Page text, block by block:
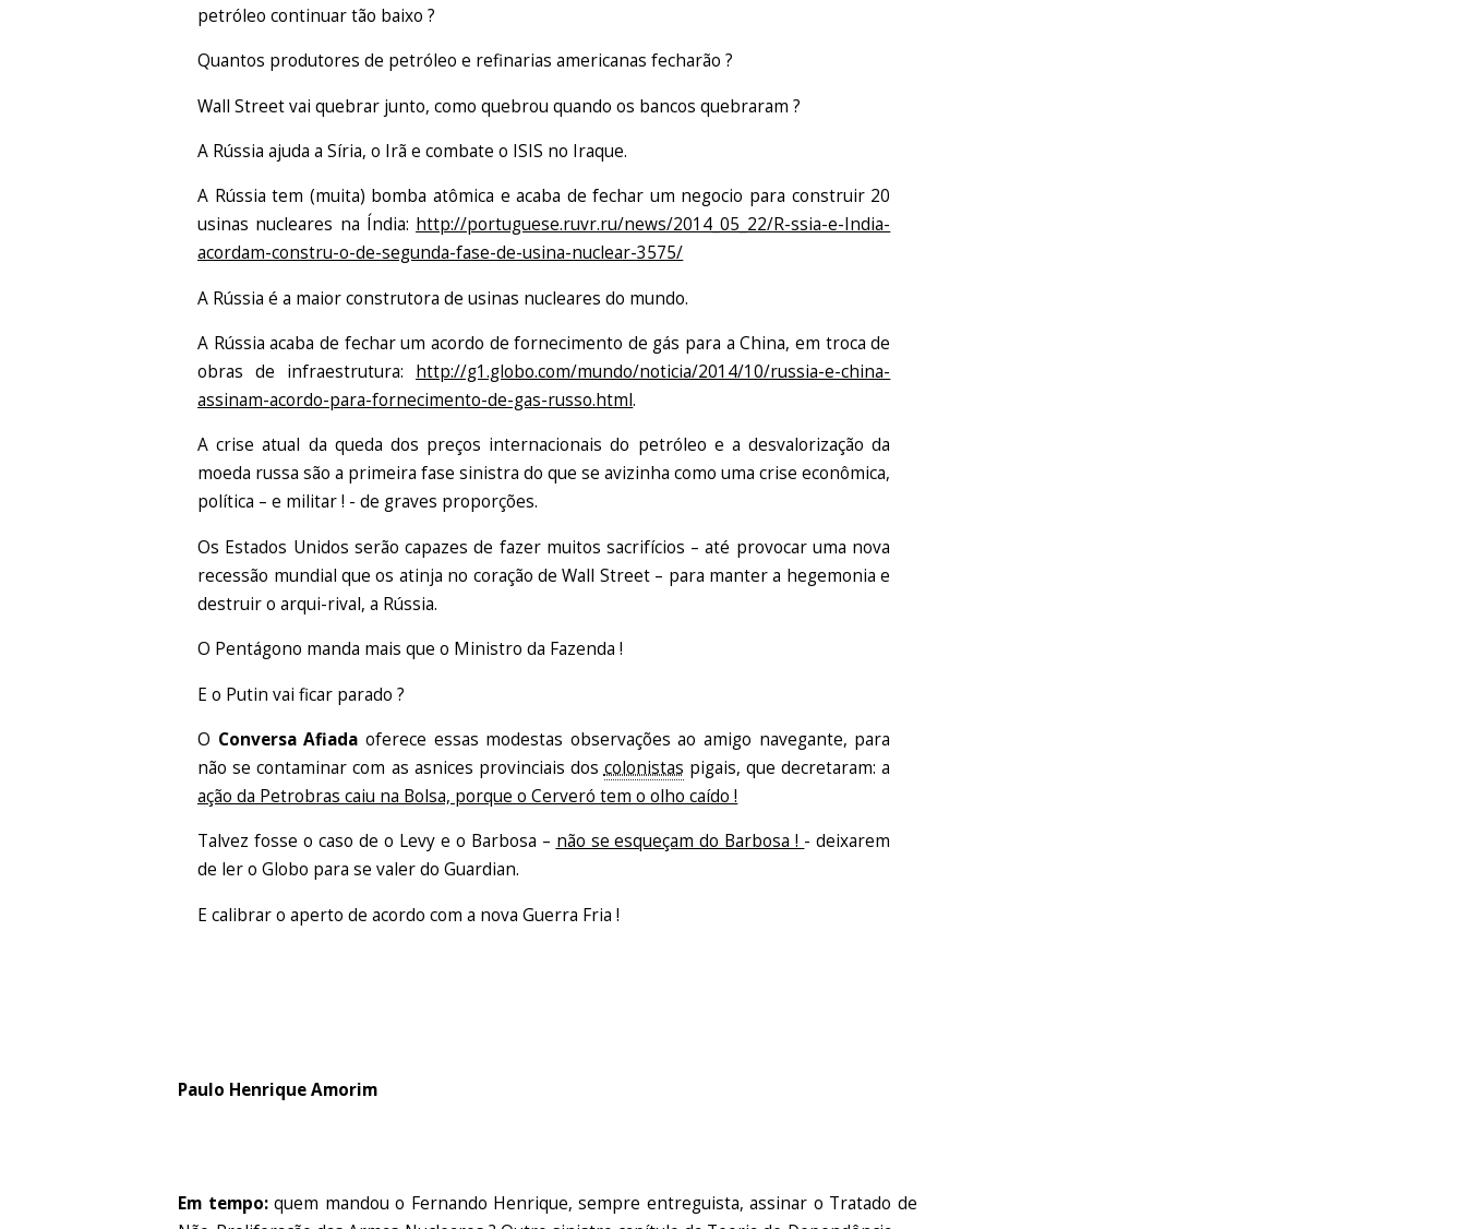
petróleo continuar tão baixo ?
Quantos produtores de petróleo e refinarias americanas fecharão ?
Wall Street vai quebrar junto, como quebrou quando os bancos quebraram ?
A Rússia ajuda a Síria, o Irã e combate o ISIS no Iraque.
A Rússia tem (muita) bomba atômica e acaba de fechar um negocio para construir 20
usinas nucleares na Índia: http://portuguese.ruvr.ru/news/2014_05_22/R-ssia-e-India-
acordam-constru-o-de-segunda-fase-de-usina-nuclear-3575/
A Rússia é a maior construtora de usinas nucleares do mundo.
A Rússia acaba de fechar um acordo de fornecimento de gás para a China, em troca de
obras de infraestrutura: http://g1.globo.com/mundo/noticia/2014/10/russia-e-china-
assinam-acordo-para-fornecimento-de-gas-russo.html.
A crise atual da queda dos preços internacionais do petróleo e a desvalorização da
moeda russa são a primeira fase sinistra do que se avizinha como uma crise econômica,
política – e militar ! - de graves proporções.
Os Estados Unidos serão capazes de fazer muitos sacrifícios – até provocar uma nova
recessão mundial que os atinja no coração de Wall Street – para manter a hegemonia e
destruir o arqui-rival, a Rússia.
O Pentágono manda mais que o Ministro da Fazenda !
E o Putin vai ficar parado ?
O Conversa Afiada oferece essas modestas observações ao amigo navegante, para
não se contaminar com as asnices provinciais dos colonistas pigais, que decretaram: a
ação da Petrobras caiu na Bolsa, porque o Cerveró tem o olho caído !
Talvez fosse o caso de o Levy e o Barbosa – não se esqueçam do Barbosa ! - deixarem
de ler o Globo para se valer do Guardian.
E calibrar o aperto de acordo com a nova Guerra Fria !
Paulo Henrique Amorim
Em tempo:quem mandou o Fernando Henrique, sempre entreguista, assinar o Tratado de